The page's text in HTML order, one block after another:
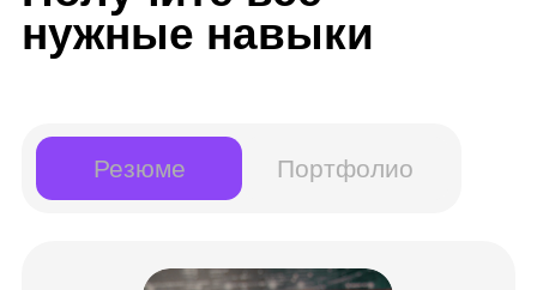
Другие названия вашей профессии:
дизайнер-дженералист, narrative game
Инструменты:
Visual Studio GitLab